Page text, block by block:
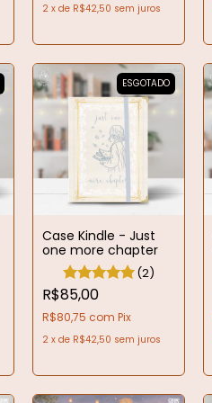
2 x de R$42,50 sem juros
ESGOTADO
Case Kindle - Just
one more chapter
(2)
R$85,00
R$80,75 com Pix
2 x de R$42,50 sem juros